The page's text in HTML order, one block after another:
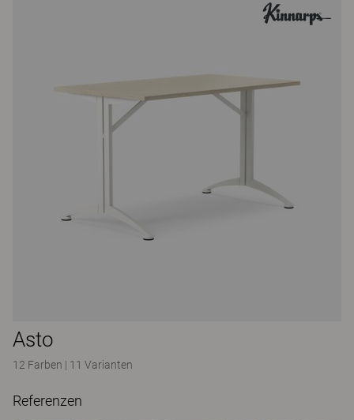
Asto
12 Farben | 11 Varianten
Referenzen